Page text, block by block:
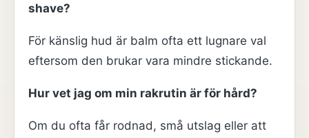
shave?
För känslig hud är balm ofta ett lugnare val
eftersom den brukar vara mindre stickande.
Hur vet jag om min rakrutin är för hård?
Om du ofta får rodnad, små utslag eller att